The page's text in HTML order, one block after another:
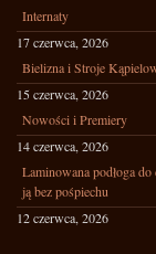
Internaty
17 czerwca, 2026
Bielizna i Stroje
15 czerwca, 2026
Nowości i Premiery
14 czerwca, 2026
Laminowana podłoga
ją bez pośpiechu
12 czerwca, 2026